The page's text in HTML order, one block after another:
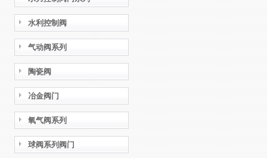
水利控制阀
气动阀系列
陶瓷阀
冶金阀门
氧气阀系列
球阀系列阀门